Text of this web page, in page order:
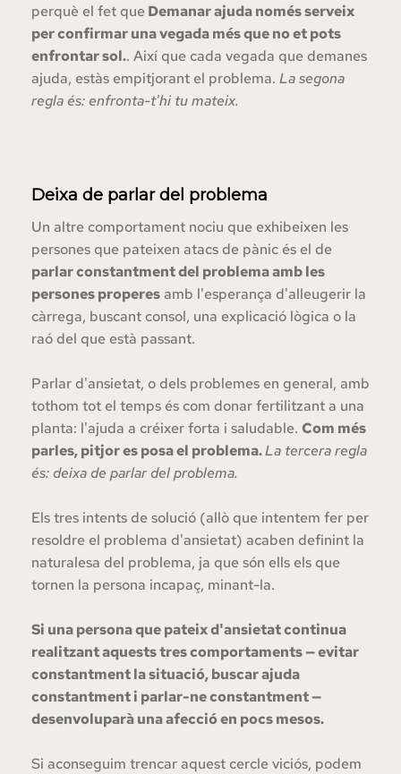
perquè el fet que Demanar ajuda només serveix
per confirmar una vegada més que no et pots
enfrontar sol.. Així que cada vegada que demanes
ajuda, estàs empitjorant el problema. La segona
regla és: enfronta-t'hi tu mateix.
Deixa de parlar del problema
Un altre comportament nociu que exhibeixen les
persones que pateixen atacs de pànic és el de
parlar constantment del problema amb les
persones properes amb l'esperança d'alleugerir la
càrrega, buscant consol, una explicació lògica o la
raó del que està passant.
Parlar d'ansietat, o dels problemes en general, amb
tothom tot el temps és com donar fertilitzant a una
planta: l'ajuda a créixer forta i saludable. Com més
parles, pitjor es posa el problema. La tercera regla
és: deixa de parlar del problema.
Els tres intents de solució (allò que intentem fer per
resoldre el problema d'ansietat) acaben definint la
naturalesa del problema, ja que són ells els que
tornen la persona incapaç, minant-la.
Si una persona que pateix d'ansietat continua
realitzant aquests tres comportaments — evitar
constantment la situació, buscar ajuda
constantment i parlar-ne constantment —
desenvoluparà una afecció en pocs mesos.
Si aconseguim trencar aquest cercle viciós, podem